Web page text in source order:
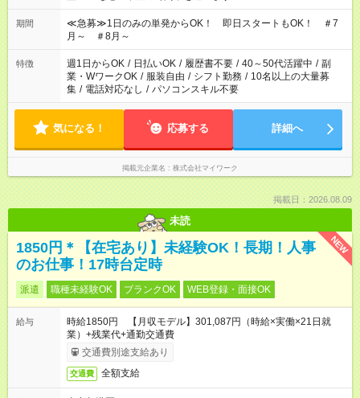
期間
≪急募≫1日のみの単発からOK！ 即日スタートもOK！ ＃7
月～ ＃8月～
特徴 週1日からOK / 日払いOK / 履歴書不要 / 40～50代活躍中 / 副
業・WワークOK / 服装自由 / シフト勤務 / 10名以上の大量募
集 / 電話対応なし / パソコンスキル不要
気になる！ 応募する 詳細へ
掲載元企業名 株式会社マイワーク
掲載日：2026.08.09
未読
NEW
1850円＊【在宅あり】未経験OK！長期！人事
のお仕事！17時台定時
派遣 職種未経験OK ブランクOK WEB登録・面接OK
給与
時給1850円 【月収モデル】301,087円（時給×実働×21日就
業）+残業代+通勤交通費
交通費別途支給あり
交通費 全額支給